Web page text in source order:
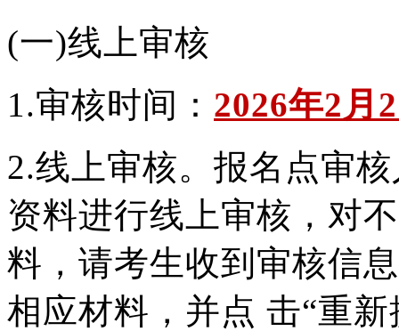
(一)线上审核
1.审核时间： 2026年2月
2.线上审核。报名点审
资料进行线上审核，对
料，请考生收到审核信
相应材料，并点 击“重